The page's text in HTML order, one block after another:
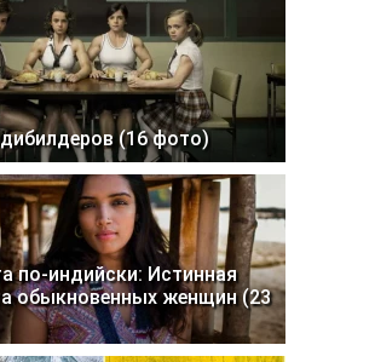
(16 фото)
по-индийски: Истинная
обыкновенных женщин (23